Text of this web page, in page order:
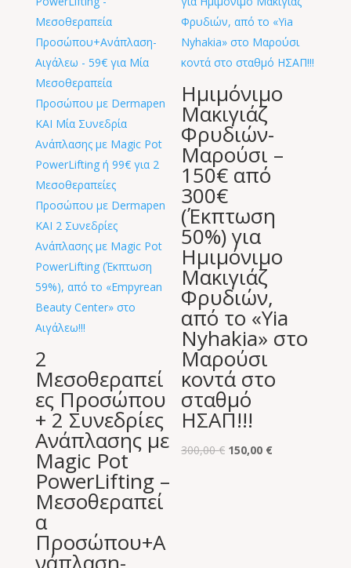
2
Μεσοθεραπεί
ες Προσώπου
+ 2 Συνεδρίες
Ανάπλασης με
Magic Pot
PowerLifting –
Μεσοθεραπεί
α
Προσώπου+Α
Ημιμόνιμο
Μακιγιάζ
Φρυδιών-
Μαρούσι –
150€ από
300€
(Έκπτωση
50%) για
Ημιμόνιμο
Μακιγιάζ
Φρυδιών,
από το «Υia
Nyhakia» στο
Μαρούσι
κοντά στο
σταθμό
ΗΣΑΠ!!!
300,00€ Original
150,00 €